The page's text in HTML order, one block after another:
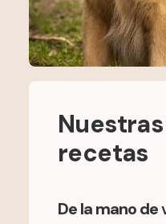
recetas
De la mano de